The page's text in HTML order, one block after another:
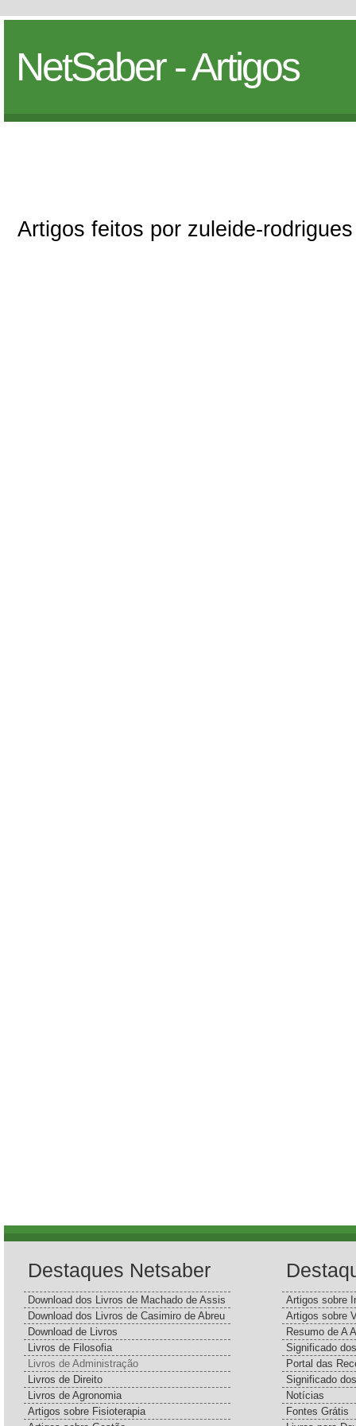
NetSaber - Artigos
Artigos feitos por zuleide-rodrigues
Destaques Netsaber
Download dos Livros de Machado de Assis
Download dos Livros de Casimiro de Abreu
Download de Livros
Livros de Filosofia
Livros de Administração
Livros de Direito
Livros de Agronomia
Artigos sobre Fisioterapia
Artigos sobre
Artigos sobre
Resumo de A
Significado
Portal das
Significado
Notícias
Fontes Grátis